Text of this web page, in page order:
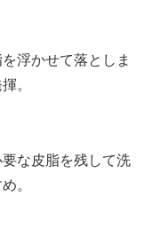
浮かせて落としま
。
な皮脂を残して洗
。